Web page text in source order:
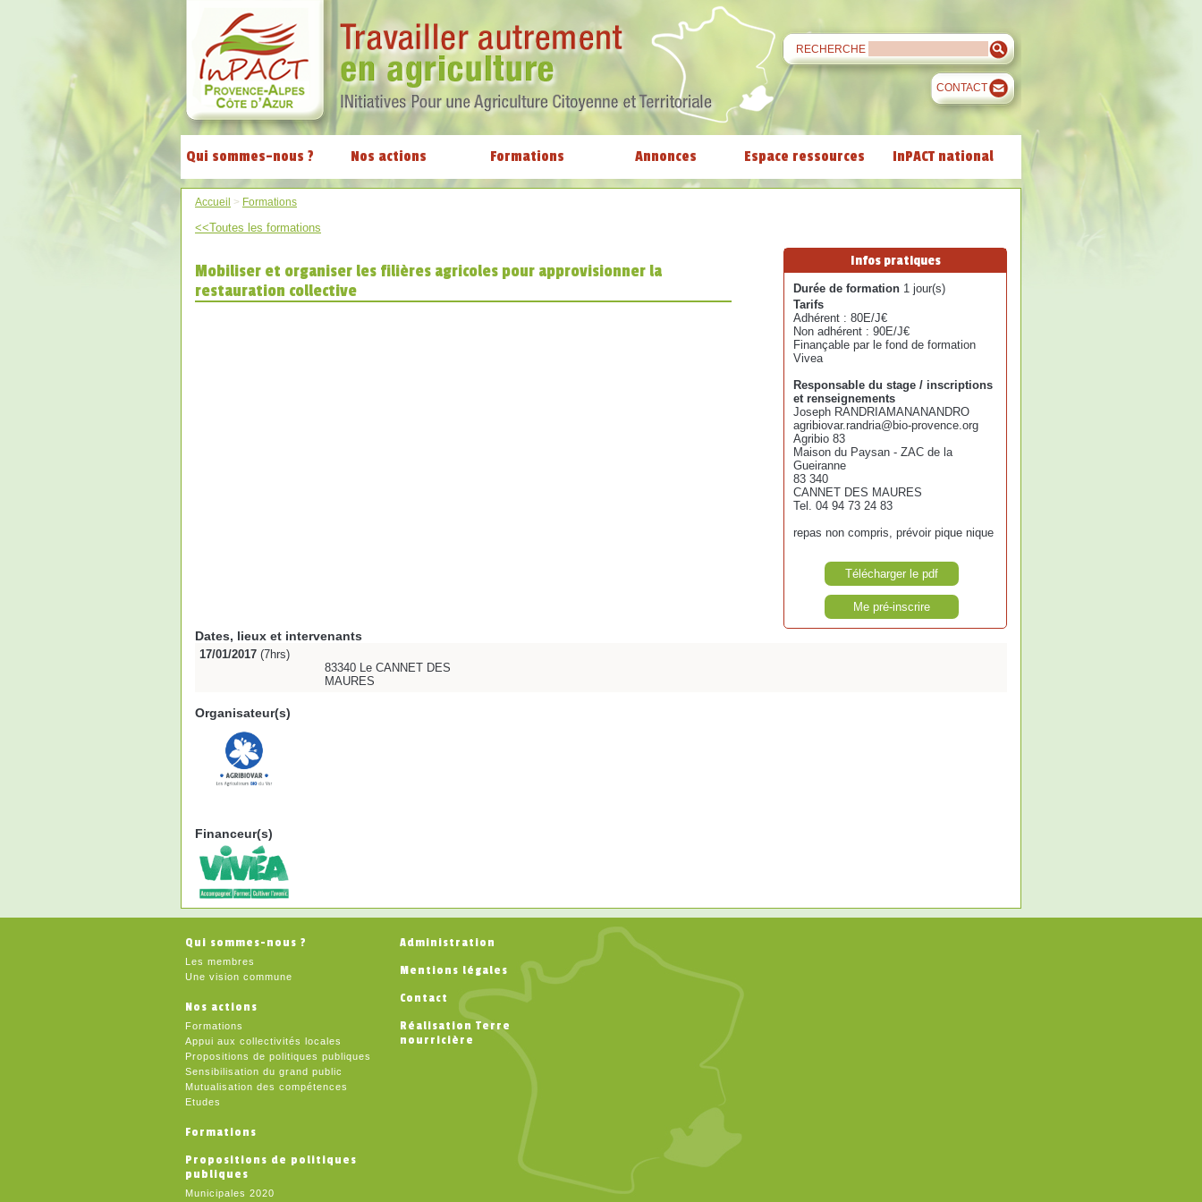
RECHERCHE
CONTACT
Qui sommes-nous ? Nos actions Formations Annonces Espace ressources InPACT national
Accueil > Formations
<<Toutes les formations
Mobiliser et organiser les filières agricoles pour approvisionner la
restauration collective
Infos pratiques
Durée de formation 1 jour(s)
Tarifs
Adhérent : 80E/J€
Non adhérent : 90E/J€
Finançable par le fond de formation
Vivea
Responsable du stage / inscriptions
et renseignements
Joseph RANDRIAMANANANDRO
agribiovar.randria@bio-provence.org
Agribio 83
Maison du Paysan - ZAC de la
Gueiranne
83 340
CANNET DES MAURES
Tel. 04 94 73 24 83
repas non compris, prévoir pique nique
Télécharger le pdf
Me pré-inscrire
Dates, lieux et intervenants
17/01/2017 (7hrs)
83340 Le CANNET DES
MAURES
Organisateur(s)
Financeur(s)
Qui sommes-nous ?
Les membres
Une vision commune
Nos actions
Formations
Appui aux collectivités locales
Propositions de politiques publiques
Sensibilisation du grand public
Mutualisation des compétences
Etudes
Formations
Propositions de politiques
publiques
Municipales 2020
Administration
Mentions légales
Contact
Réalisation Terre
nourricière